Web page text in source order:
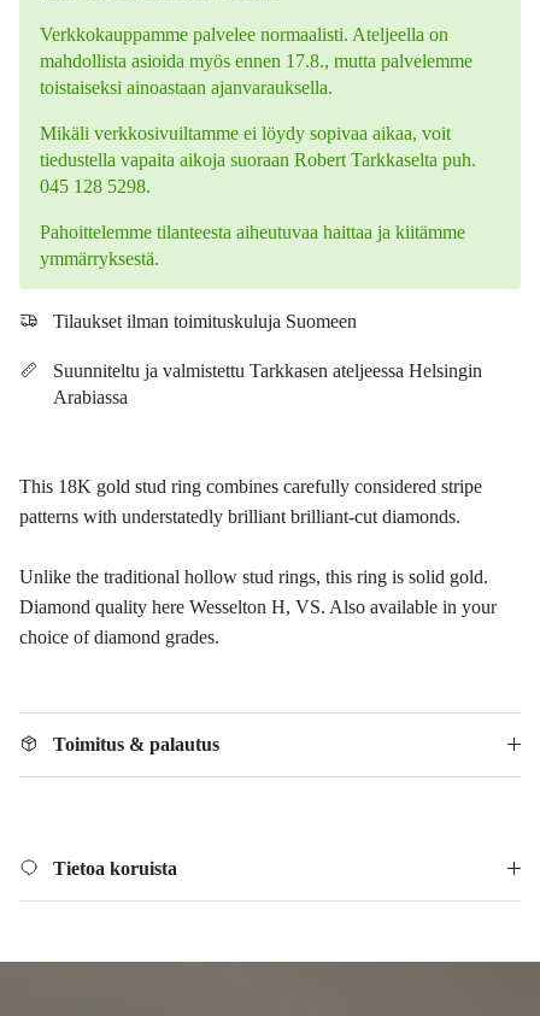
Verkkokauppamme palvelee normaalisti. Ateljeella on
mahdollista asioida myös ennen 17.8., mutta palvelemme
toistaiseksi ainoastaan ajanvarauksella.
Mikäli verkkosivuiltamme ei löydy sopivaa aikaa, voit
tiedustella vapaita aikoja suoraan Robert Tarkkaselta puh.
045 128 5298.
Pahoittelemme tilanteesta aiheutuvaa haittaa ja kiitämme
ymmärryksestä.
Tilaukset ilman toimituskuluja Suomeen
Suunniteltu ja valmistettu Tarkkasen ateljeessa Helsingin
Arabiassa
This 18K gold stud ring combines carefully considered stripe
patterns with understatedly brilliant brilliant-cut diamonds.
Unlike the traditional hollow stud rings, this ring is solid gold.
Diamond quality here Wesselton H, VS. Also available in your
choice of diamond grades.
Toimitus & palautus
Tietoa koruista